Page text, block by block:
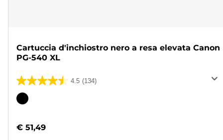
Cartuccia d'inchiostro nero a resa elevata Canon
PG-540 XL
4.5 (134)
4.5
su
134
Cartuccia
colori
€ 51,49